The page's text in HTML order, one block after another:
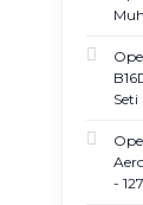
-